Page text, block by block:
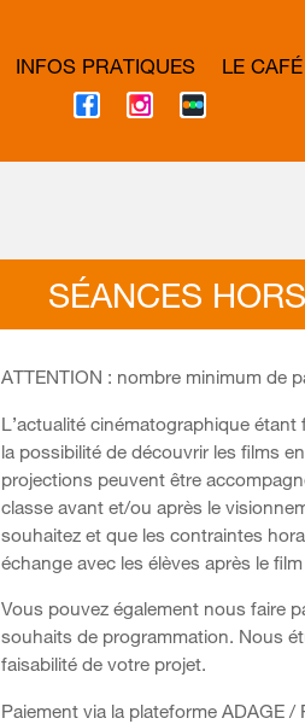
INFOS PRATIQUES LE CAFÉ
A
N
E
D
SÉANCES
ATTENTION : nombre minimum de
L’actualité cinématographique
la possibilité de découvrir les films
projections peuvent être
classe avant et/ou après le
souhaitez et que les contraintes
échange avec les élèves après le
Vous pouvez également nous faire
souhaits de programmation. Nous
faisabilité de votre projet.
Paiement via la plateforme ADAGE /